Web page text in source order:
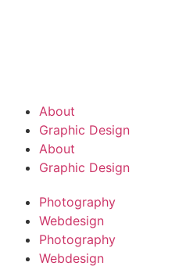
About
Graphic Design
About
Graphic Design
Photography
Webdesign
Photography
Webdesign